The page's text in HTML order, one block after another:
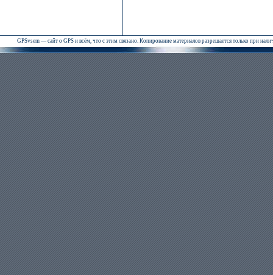
GPSvsem — сайт о GPS и всём, что с этим связано. Копирование материалов разрешается только при